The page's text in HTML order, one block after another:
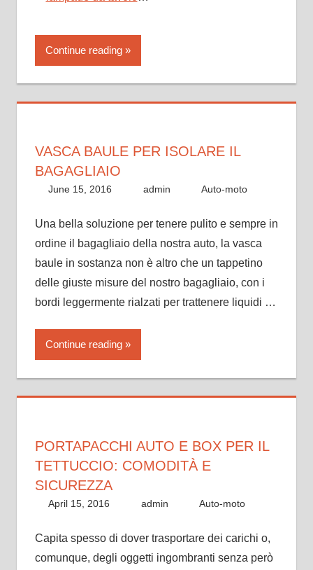
Continue reading
VASCA BAULE PER ISOLARE IL
BAGAGLIAIO
June 15, 2016 admin Auto-moto
Una bella soluzione per tenere pulito e sempre in
ordine il bagagliaio della nostra auto, la vasca
baule in sostanza non è altro che un tappetino
delle giuste misure del nostro bagagliaio, con i
bordi leggermente rialzati per trattenere liquidi …
Continue reading
PORTAPACCHI AUTO E BOX PER IL
TETTUCCIO: COMODITÀ E
SICUREZZA
April 15, 2016 admin Auto-moto
Capita spesso di dover trasportare dei carichi o,
comunque, degli oggetti ingombranti senza però